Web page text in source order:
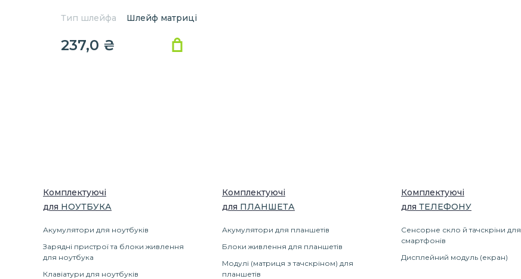
1825PT
Тип шлейфа Шлейф матриці
237,0 ₴
Комплектуючі
для НОУТБУКА
Акумулятори для ноутбуків
Зарядні пристрої та блоки живлення
для ноутбука
Клавіатури для ноутбуків
Комплектуючі
для ПЛАНШЕТА
Акумулятори для планшетів
Блоки живлення для планшетів
Модулі (матриця з тачскріном) для
планшетів
Комплектуючі
для ТЕЛЕФОНУ
Сенсорне скло й тачскріни для
смартфонів
Дисплейний модуль (екран)